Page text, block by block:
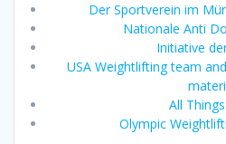
Der Sportverein im
Nationale Anti
Initiative
USA Weightlifting team
All
Olympic